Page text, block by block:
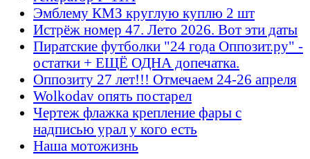
Эмблему КМЗ круглую куплю 2 шт
Истрёж номер 47. Лето 2026. Вот эти даты
Пиратские футболки "24 года Оппозит.ру" -
остатки + ЕЩЁ ОДНА допечатка.
Оппозиту 27 лет!!! Отмечаем 24-26 апреля
Wolkodav опять постарел
Чертеж флажка крепление фары с
надписью урал у кого есть
Наша мотожизнь